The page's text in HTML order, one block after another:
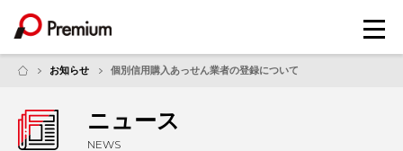
メ
ニ
お知らせ 個別信用購入あっせん業者の登録について
ニュース
NEWS